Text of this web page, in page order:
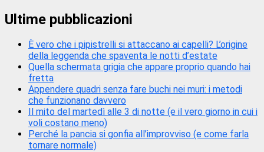
Ultime pubblicazioni
È vero che i pipistrelli si attaccano ai capelli? L’origine
della leggenda che spaventa le notti d’estate
Quella schermata grigia che appare proprio quando hai
fretta
Appendere quadri senza fare buchi nei muri: i metodi
che funzionano davvero
Il mito del martedì alle 3 di notte (e il vero giorno in cui i
voli costano meno)
Perché la pancia si gonfia all’improvviso (e come farla
tornare normale)